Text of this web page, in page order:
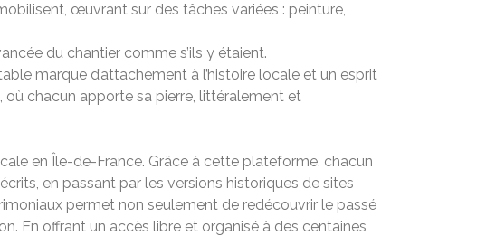
œuvrant sur des tâches variées : peinture,
du chantier comme s’ils y étaient.
marque d’attachement à l’histoire locale et un esprit
où chacun apporte sa pierre, littéralement et
en Île-de-France. Grâce à cette plateforme, chacun
en passant par les versions historiques de sites
permet non seulement de redécouvrir le passé
En offrant un accès libre et organisé à des centaines